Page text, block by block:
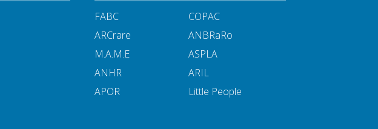
FABC
COPAC
ARCrare
ANBRaRo
M.A.M.E
ASPLA
ANHR
ARIL
APOR
Little People